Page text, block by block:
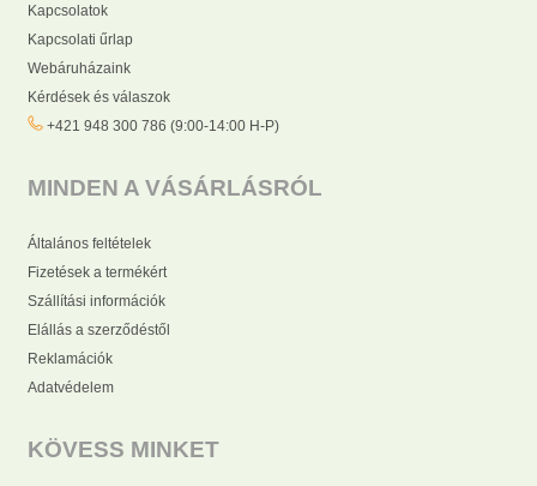
Kapcsolatok
Kapcsolati űrlap
Webáruházaink
Kérdések és válaszok
+421 948 300 786 (9:00-14:00 H-P)
MINDEN A VÁSÁRLÁSRÓL
Általános feltételek
Fizetések a termékért
Szállítási információk
Elállás a szerződéstől
Reklamációk
Adatvédelem
KÖVESS MINKET